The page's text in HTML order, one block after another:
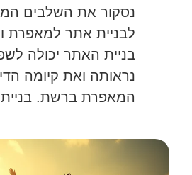
נסקור את השלבים
לבניית אתר למאפרת
בניית האתר יכולה
נראותה ואת קיומה
המאפרת ברשת.